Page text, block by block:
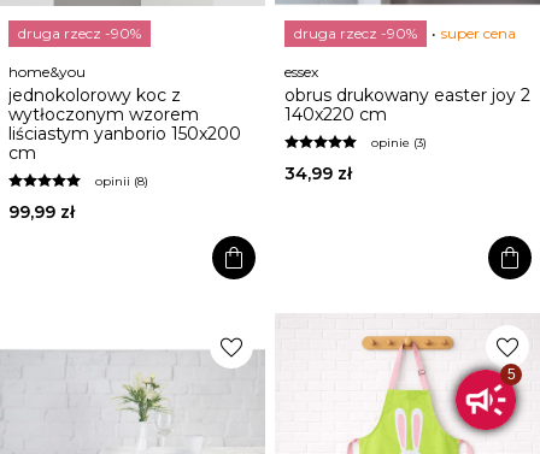
druga rzecz -90%
home&you
jednokolorowy koc z
wytłoczonym wzorem
liściastym yanborio 150x200
cm
opinii (8)
99,99 zł
shopping_bag
druga rzecz -90% super cena
essex
obrus drukowany easter joy 2
140x220 cm
opinie (3)
34,99 zł
shopping_bag
favorite favorite